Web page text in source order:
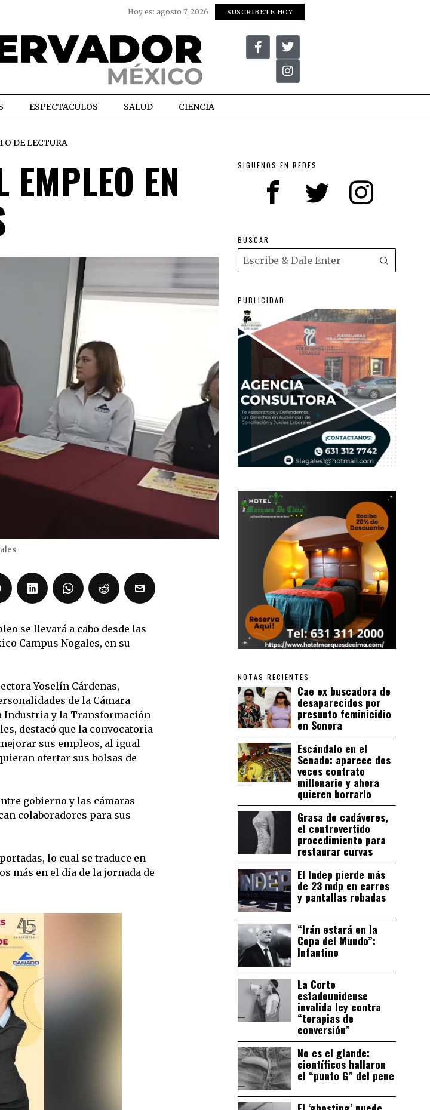
Hoy es: agosto 7, 2026 SUSCRIBETE HOY
ESPECTACULOS SALUD CIENCIA
DE LECTURA
EN
se llevará a cabo desde las
Campus Nogales, en su
Yoselín Cárdenas,
de la Cámara
Industria y la Transformación
destacó que la convocatoria
sus empleos, al igual
ofertar sus bolsas de
gobierno y las cámaras
colaboradores para sus
lo cual se traduce en
más en el día de la jornada de
SIGUENOS EN REDES
BUSCAR
PUBLICIDAD
NOTAS RECIENTES
Cae ex buscadora de
desaparecidos por
presunto feminicidio
en Sonora
Escándalo en el
Senado: aparece dos
veces contrato
millonario y ahora
quieren borrarlo
Grasa de cadáveres,
el controvertido
procedimiento para
restaurar curvas
El Indep pierde más
de 23 mdp en carros
y pantallas robadas
“Irán estará en la
Copa del Mundo”:
Infantino
La Corte
estadounidense
invalida ley contra
“terapias de
conversión”
No es el glande:
científicos hallaron
el “punto G” del pene